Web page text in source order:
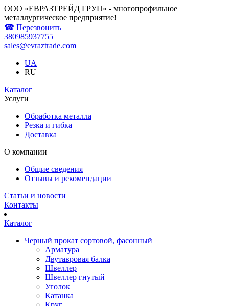
ООО «ЕВРАЗТРЕЙД ГРУП» - многопрофильное
металлургическое предприятие!
☎ Перезвонить
380985937755
sales@evraztrade.com
UA
RU
Каталог
Услуги
Обработка металла
Резка и гибка
Доставка
О компании
Общие сведения
Отзывы и рекомендации
Статьи и новости
Контакты
Каталог
Черный прокат сортовой, фасонный
Арматура
Двутавровая балка
Швеллер
Швеллер гнутый
Уголок
Катанка